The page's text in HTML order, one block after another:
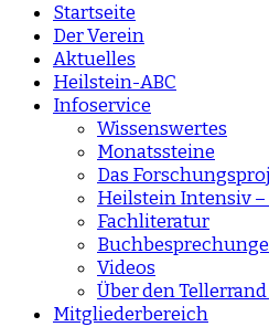
Startseite
Der Verein
Aktuelles
Heilstein-ABC
Infoservice
Wissenswertes
Monatssteine
Das
Heilstein Intensiv
Fachliteratur
Videos
Über den
Mitgliederbereich